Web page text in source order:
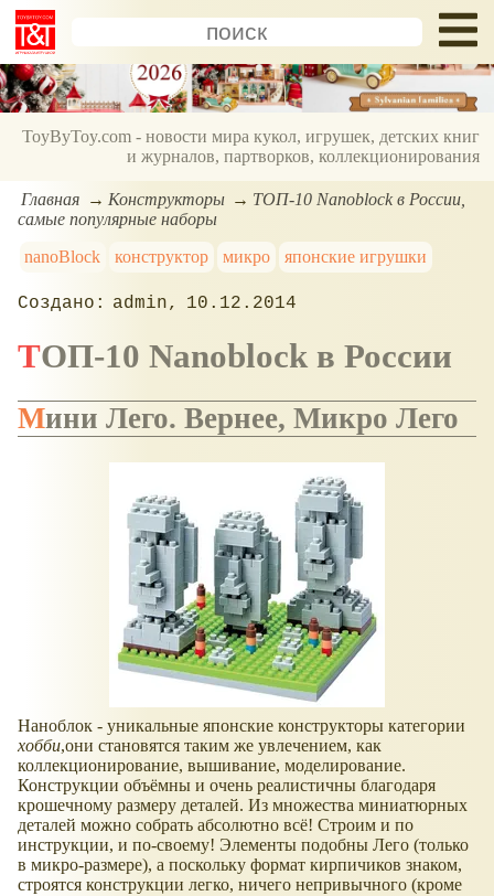
ToyByToy.com - новости мира кукол, игрушек, детских книг
и журналов, партворков, коллекционирования
Главная Конструкторы
ТОП-10 Nanoblock в России,
самые популярные наборы
nanoBlock
конструктор микро японские игрушки
admin 10.12.2014
ТОП-10 Nanoblock в России
Мини Лего. Вернее, Микро Лего
Наноблок - уникальные японские конструкторы категории
хобби,они становятся таким же увлечением, как
коллекционирование, вышивание, моделирование.
Конструкции объёмны и очень реалистичны благодаря
крошечному размеру деталей. Из множества миниатюрных
деталей можно собрать абсолютно всё! Строим и по
инструкции, и по-своему! Элементы подобны Лего (только
в микро-размере), а поскольку формат кирпичиков знаком,
строятся конструкции легко, ничего непривычного (кроме